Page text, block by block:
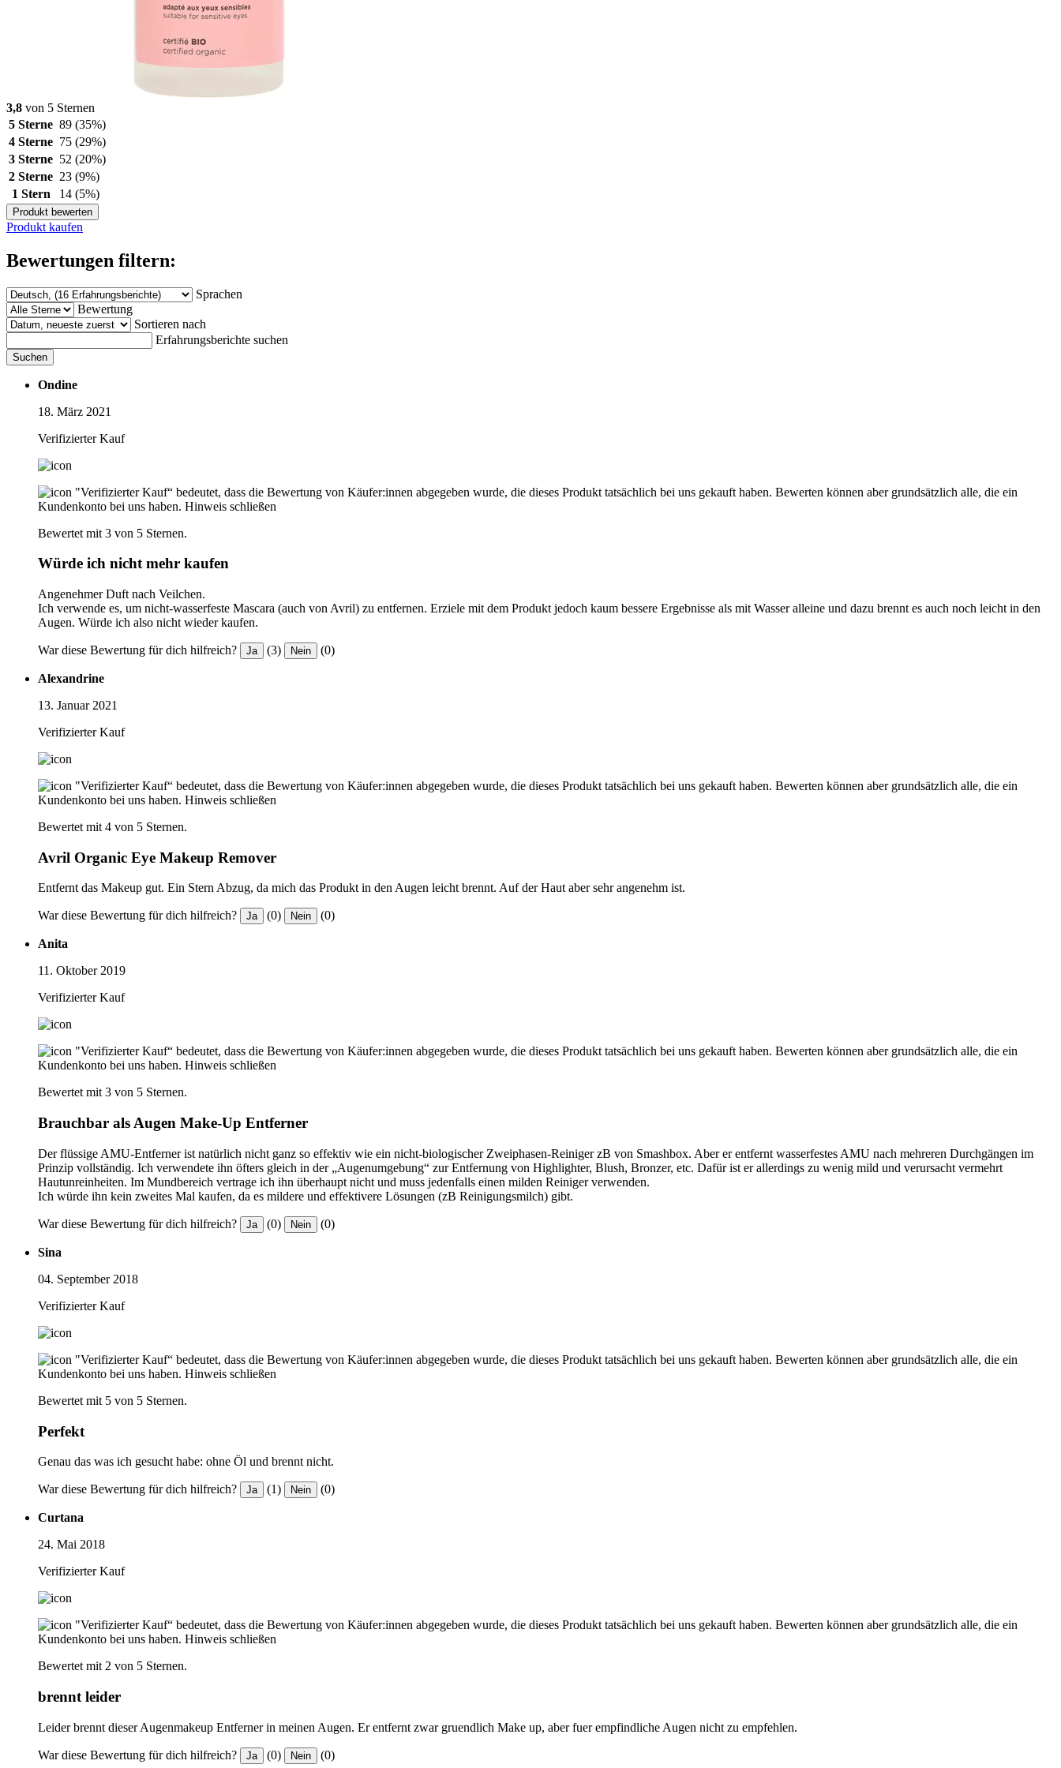
3,8 von 5 Sternen
5 Sterne 89 (35%)
4 Sterne 75 (29%)
3 Sterne 52 (20%)
2 Sterne 23 (9%)
1 Stern
14 (5%)
Produkt bewerten
Produkt kaufen
Bewertungen filtern:
Sprachen
Bewertung
Sortieren nach
Erfahrungsberichte suchen
Suchen
Ondine
18. März 2021
Verifizierter Kauf
"Verifizierter Kauf“ bedeutet, dass die Bewertung von Käufer:innen abgegeben wurde, die dieses Produkt tatsächlich bei uns gekauft haben. Bewerten können aber grundsätzlich alle, die ein
Kundenkonto bei uns haben. Hinweis schließen
Bewertet mit 3 von 5 Sternen.
Würde ich nicht mehr kaufen
Angenehmer Duft nach Veilchen.
Ich verwende es, um nicht-wasserfeste Mascara (auch von Avril) zu entfernen. Erziele mit dem Produkt jedoch kaum bessere Ergebnisse als mit Wasser alleine und dazu brennt es auch noch leicht in den
Augen. Würde ich also nicht wieder kaufen.
War diese Bewertung für dich hilfreich? Ja (3) Nein (0)
Alexandrine
13. Januar 2021
Verifizierter Kauf
"Verifizierter Kauf“ bedeutet, dass die Bewertung von Käufer:innen abgegeben wurde, die dieses Produkt tatsächlich bei uns gekauft haben. Bewerten können aber grundsätzlich alle, die ein
Kundenkonto bei uns haben. Hinweis schließen
Bewertet mit 4 von 5 Sternen.
Avril Organic Eye Makeup Remover
Entfernt das Makeup gut. Ein Stern Abzug, da mich das Produkt in den Augen leicht brennt. Auf der Haut aber sehr angenehm ist.
War diese Bewertung für dich hilfreich? Ja (0) Nein (0)
Anita
11. Oktober 2019
Verifizierter Kauf
"Verifizierter Kauf“ bedeutet, dass die Bewertung von Käufer:innen abgegeben wurde, die dieses Produkt tatsächlich bei uns gekauft haben. Bewerten können aber grundsätzlich alle, die ein
Kundenkonto bei uns haben. Hinweis schließen
Bewertet mit 3 von 5 Sternen.
Brauchbar als Augen Make-Up Entferner
Der flüssige AMU-Entferner ist natürlich nicht ganz so effektiv wie ein nicht-biologischer Zweiphasen-Reiniger zB von Smashbox. Aber er entfernt wasserfestes AMU nach mehreren Durchgängen im
Prinzip vollständig. Ich verwendete ihn öfters gleich in der „Augenumgebung“ zur Entfernung von Highlighter, Blush, Bronzer, etc. Dafür ist er allerdings zu wenig mild und verursacht vermehrt
Hautunreinheiten. Im Mundbereich vertrage ich ihn überhaupt nicht und muss jedenfalls einen milden Reiniger verwenden.
Ich würde ihn kein zweites Mal kaufen, da es mildere und effektivere Lösungen (zB Reinigungsmilch) gibt.
War diese Bewertung für dich hilfreich? Ja (0) Nein (0)
Sina
04. September 2018
Verifizierter Kauf
"Verifizierter Kauf“ bedeutet, dass die Bewertung von Käufer:innen abgegeben wurde, die dieses Produkt tatsächlich bei uns gekauft haben. Bewerten können aber grundsätzlich alle, die ein
Kundenkonto bei uns haben. Hinweis schließen
Bewertet mit 5 von 5 Sternen.
Perfekt
Genau das was ich gesucht habe: ohne Öl und brennt nicht.
War diese Bewertung für dich hilfreich? Ja (1) Nein (0)
Curtana
24. Mai 2018
Verifizierter Kauf
"Verifizierter Kauf“ bedeutet, dass die Bewertung von Käufer:innen abgegeben wurde, die dieses Produkt tatsächlich bei uns gekauft haben. Bewerten können aber grundsätzlich alle, die ein
Kundenkonto bei uns haben. Hinweis schließen
Bewertet mit 2 von 5 Sternen.
brennt leider
Leider brennt dieser Augenmakeup Entferner in meinen Augen. Er entfernt zwar gruendlich Make up, aber fuer empfindliche Augen nicht zu empfehlen.
War diese Bewertung für dich hilfreich? Ja (0) Nein (0)